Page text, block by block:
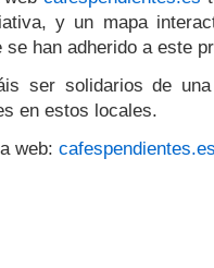
y un mapa
han adherido a este
ser solidarios de
en estos locales.
web: